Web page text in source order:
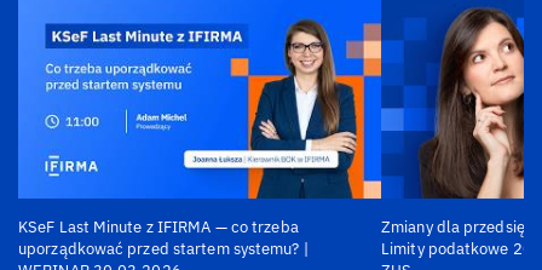
KSeF Last Minute z IFIRMA — co trzeba
uporządkować przed startem systemu? |
Zmiany dla
Limity podatkowe